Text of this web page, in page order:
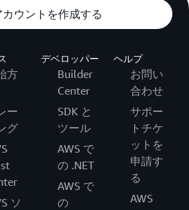
カウントを作成する
方
ー
グ
ソ
デベロッパー
Builder
Center
SDK と
ツール
AWS で
の .NET
AWS で
の
ヘルプ
お問い
合わせ
サポー
トチケ
ットを
申請す
る
AWS